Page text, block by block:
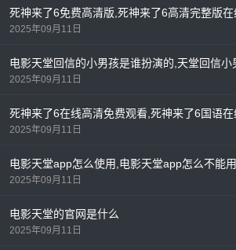
死神来了6免费高清版,死神来了6高清完整版
2025年09月11日
电影天堂回信的小男孩是谁扮演的,天堂回信小
2025年09月11日
死神来了6在线高清免费观看,死神来了6国语
2025年09月11日
电影天堂app怎么使用,电影天堂app怎么不能
2025年09月11日
电影天堂的官网是什么
2025年09月11日